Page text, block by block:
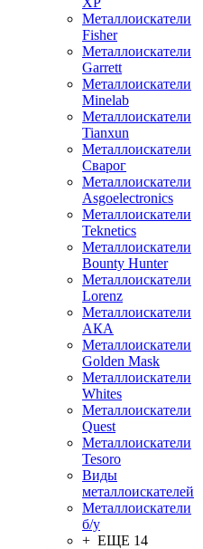
Металлоискатели
Fisher
Металлоискатели
Garrett
Металлоискатели
Minelab
Металлоискатели
Tianxun
Металлоискатели
Сварог
Металлоискатели
Asgoelectronics
Металлоискатели
Teknetics
Металлоискатели
Bounty Hunter
Металлоискатели
Lorenz
Металлоискатели
АКА
Металлоискатели
Golden Mask
Металлоискатели
Whites
Металлоискатели
Quest
Металлоискатели
Tesoro
Виды
металлоискателей
Металлоискатели
б/у
+ ЕЩЕ 14